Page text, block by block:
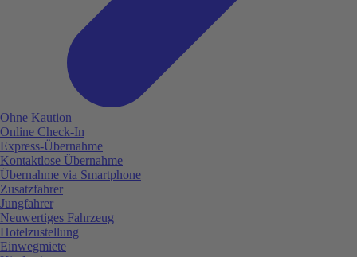
Ohne Kaution
Online Check-In
Express-Übernahme
Kontaktlose Übernahme
Übernahme via Smartphone
Zusatzfahrer
Jungfahrer
Neuwertiges Fahrzeug
Hotelzustellung
Einwegmiete